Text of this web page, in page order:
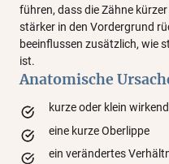
führen, dass die Zähne
stärker in den Vordergrund
beeinflussen zusätzlich, wie
ist.
Anatomische
kurze oder klein
eine kurze Oberlippe
ein verändertes